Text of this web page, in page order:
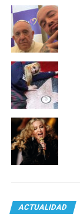
ACTUALIDAD